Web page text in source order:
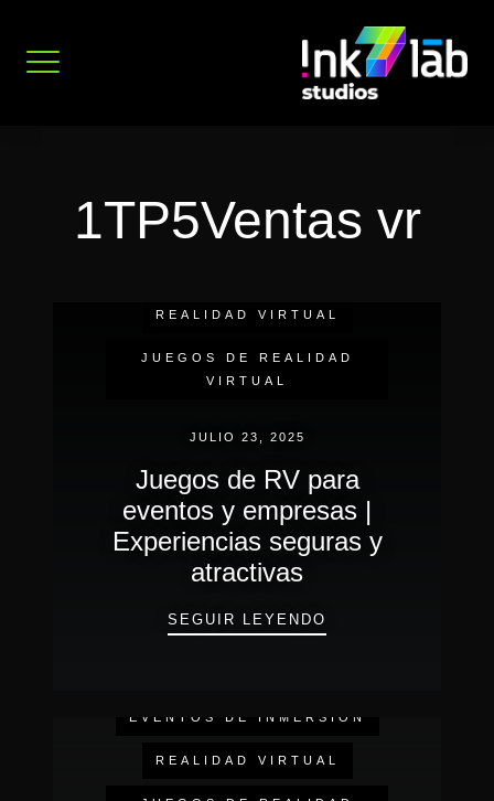
contenido
1TP5Ventas vr
REALIDAD VIRTUAL
JUEGOS DE REALIDAD
VIRTUAL
JULIO 23, 2025
Juegos de RV para
eventos y empresas |
Experiencias seguras y
atractivas
SEGUIR LEYENDO
EVENTOS DE INMERSIÓN
REALIDAD VIRTUAL